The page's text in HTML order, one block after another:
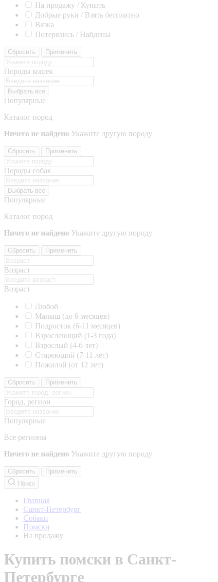
На продажу / Купить
Добрые руки / Взять бесплатно
Вязка
Потерялись / Найдены
Сбросить Применить
Породы кошек
Выбрать все
Популярные
Каталог пород
Ничего не найдено Укажите другую породу
Сбросить Применить
Породы собак
Выбрать все
Популярные
Каталог пород
Ничего не найдено Укажите другую породу
Сбросить Применить
Возраст
Возраст
Любой
Малыш (до 6 месяцев)
Подросток (6-11 месяцев)
Взрослеющий (1-3 года)
Взрослый (4-6 лет)
Стареющий (7-11 лет)
Пожилой (от 12 лет)
Сбросить Применить
Город, регион
Популярные
Все регионы
Ничего не найдено Укажите другую породу
Сбросить
Применить
Поиск
Главная
Санкт-Петербург
Собаки
Помски
На продажу
Купить помски в Санкт-
Петербурге